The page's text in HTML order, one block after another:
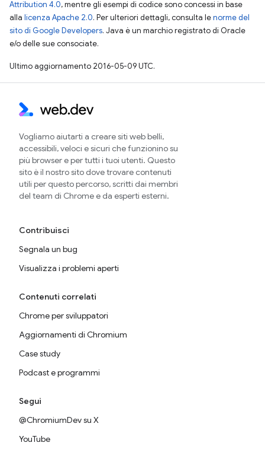
Attribution 4.0, mentre gli esempi di codice sono concessi in base
alla licenza Apache 2.0. Per ulteriori dettagli, consulta lenorme del
sito di Google Developers. Java è un marchio registrato di Oracle
e/o delle sue consociate.
Ultimo aggiornamento 2016-05-09 UTC.
Vogliamo aiutarti a creare siti web belli,
accessibili, veloci e sicuri che funzionino su
più browser e per tutti i tuoi utenti. Questo
sito è il nostro sito dove trovare contenuti
utili per questo percorso, scritti dai membri
del team di Chrome e da esperti esterni.
Contribuisci
Segnala un bug
Visualizza i problemi aperti
Contenuti correlati
Chrome per sviluppatori
Aggiornamenti di Chromium
Case study
Podcast e programmi
Segui
@ChromiumDev su X
YouTube